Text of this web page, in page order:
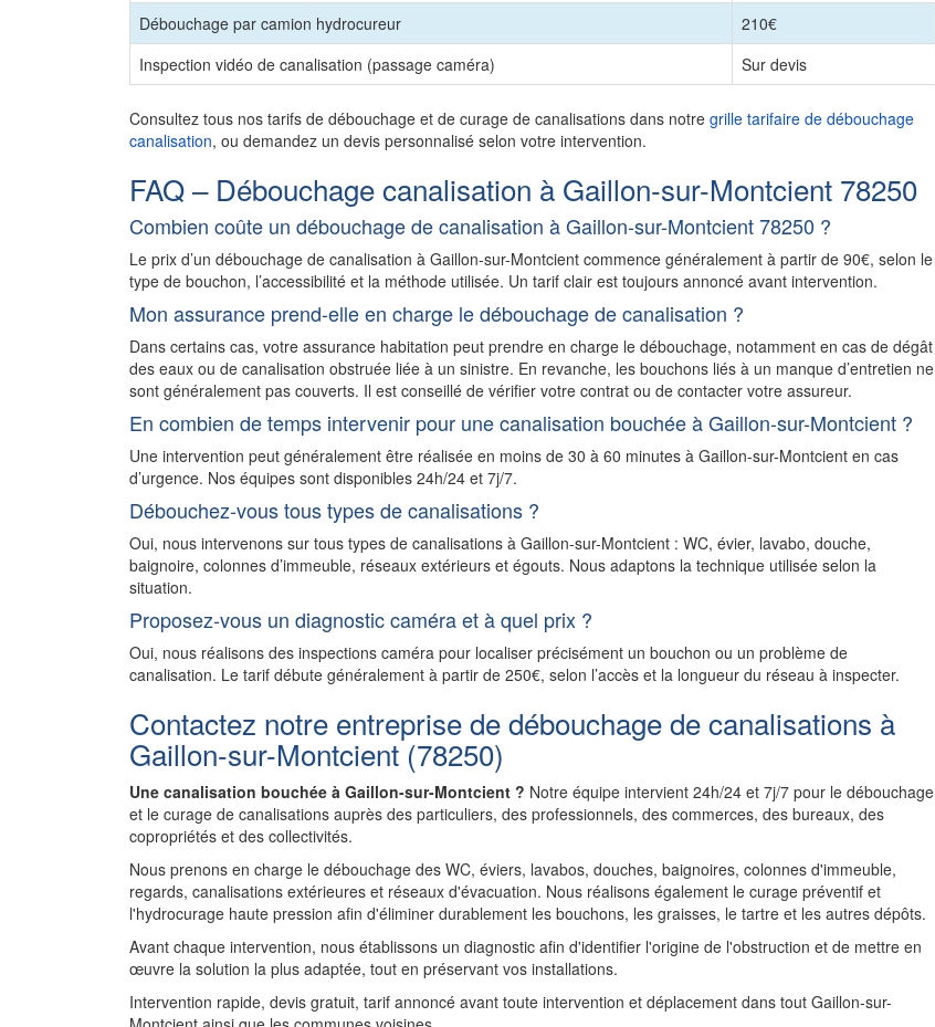
Débouchage par camion hydrocureur
210€
Inspection vidéo de canalisation (passage caméra)
Sur devis
Consultez tous nos tarifs de débouchage et de curage de canalisations dans notre grille tarifaire de débouchage
canalisation, ou demandez un devis personnalisé selon votre intervention.
FAQ – Débouchage canalisation à Gaillon-sur-Montcient 78250
Combien coûte un débouchage de canalisation à Gaillon-sur-Montcient 78250 ?
Le prix d’un débouchage de canalisation à Gaillon-sur-Montcient commence généralement à partir de 90€, selon le
type de bouchon, l’accessibilité et la méthode utilisée. Un tarif clair est toujours annoncé avant intervention.
Mon assurance prend-elle en charge le débouchage de canalisation ?
Dans certains cas, votre assurance habitation peut prendre en charge le débouchage, notamment en cas de dégât
des eaux ou de canalisation obstruée liée à un sinistre. En revanche, les bouchons liés à un manque d’entretien ne
sont généralement pas couverts. Il est conseillé de vérifier votre contrat ou de contacter votre assureur.
En combien de temps intervenir pour une canalisation bouchée à Gaillon-sur-Montcient ?
Une intervention peut généralement être réalisée en moins de 30 à 60 minutes à Gaillon-sur-Montcient en cas
d’urgence. Nos équipes sont disponibles 24h/24 et 7j/7.
Débouchez-vous tous types de canalisations ?
Oui, nous intervenons sur tous types de canalisations à Gaillon-sur-Montcient : WC, évier, lavabo, douche,
baignoire, colonnes d’immeuble, réseaux extérieurs et égouts. Nous adaptons la technique utilisée selon la
situation.
Proposez-vous un diagnostic caméra et à quel prix ?
Oui, nous réalisons des inspections caméra pour localiser précisément un bouchon ou un problème de
canalisation. Le tarif débute généralement à partir de 250€, selon l’accès et la longueur du réseau à inspecter.
Contactez notre entreprise de débouchage de canalisations à
Gaillon-sur-Montcient (78250)
Une canalisation bouchée à Gaillon-sur-Montcient ? Notre équipe intervient 24h/24 et 7j/7 pour le débouchage
et le curage de canalisations auprès des particuliers, des professionnels, des commerces, des bureaux, des
copropriétés et des collectivités.
Nous prenons en charge le débouchage des WC, éviers, lavabos, douches, baignoires, colonnes d'immeuble,
regards, canalisations extérieures et réseaux d'évacuation. Nous réalisons également le curage préventif et
l'hydrocurage haute pression afin d'éliminer durablement les bouchons, les graisses, le tartre et les autres dépôts.
Avant chaque intervention, nous établissons un diagnostic afin d'identifier l'origine de l'obstruction et de mettre en
œuvre la solution la plus adaptée, tout en préservant vos installations.
Intervention rapide, devis gratuit, tarif annoncé avant toute intervention et déplacement dans tout Gaillon-sur-